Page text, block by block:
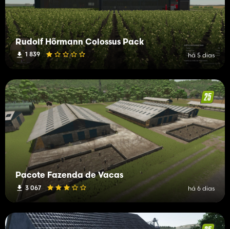
Rudolf Hörmann Colossus Pack
1 839 há 5 dias
Pacote Fazenda de Vacas
3 067 há 6 dias